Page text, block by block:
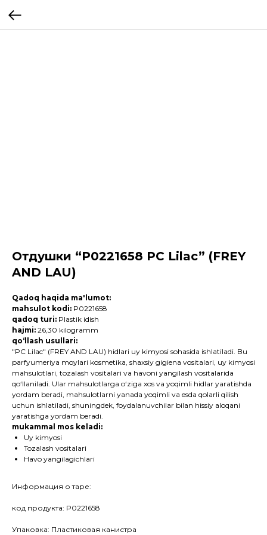
Отдушки “P0221658 PC Lilac” (FREY
AND LAU)
Qadoq haqida ma'lumot:
mahsulot kodi: P0221658
qadoq turi: Plastik idish
hajmi: 26,30 kilogramm
qo‘llash usullari:
"PC Lilac" (FREY AND LAU) hidlari uy kimyosi sohasida ishlatiladi. Bu
parfyumeriya moylari kosmetika, shaxsiy gigiena vositalari, uy kimyosi
mahsulotlari, tozalash vositalari va havoni yangilash vositalarida
qo‘llaniladi. Ular mahsulotlarga o‘ziga xos va yoqimli hidlar yaratishda
yordam beradi, mahsulotlarni yanada yoqimli va esda qolarli qilish
uchun ishlatiladi, shuningdek, foydalanuvchilar bilan hissiy aloqani
yaratishga yordam beradi.
mukammal mos keladi:
Uy kimyosi
Tozalash vositalari
Havo yangilagichlari
Информация о таре:
код продукта: P0221658
Упаковка: Пластиковая канистра